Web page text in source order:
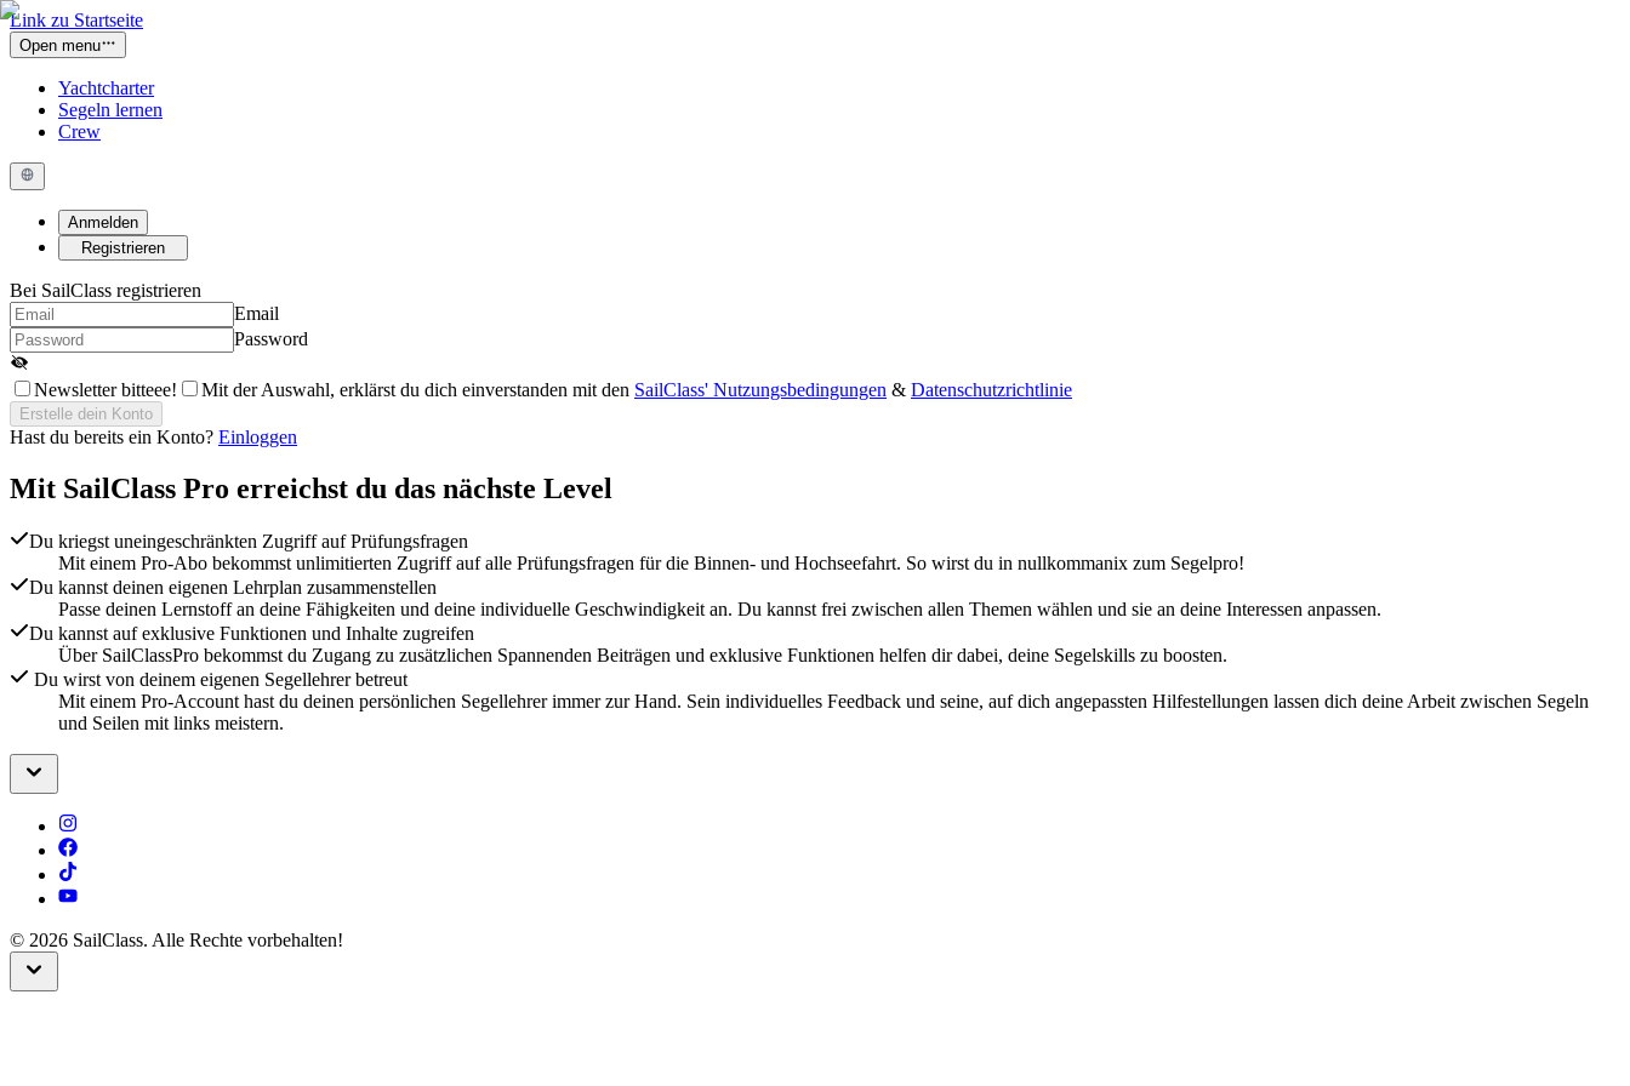
Link zu Startseite
Open menu
Yachtcharter
Segeln lernen
Crew
Anmelden
Registrieren
Bei SailClass registrieren
Email
Password
Newsletter bitteee! Mit der Auswahl, erklärst du dich einverstanden mit den SailClass' Nutzungsbedingungen & Datenschutzrichtlinie
Erstelle dein Konto
Hast du bereits ein Konto? Einloggen
Mit SailClass Pro erreichst du das nächste Level
Du kriegst uneingeschränkten Zugriff auf Prüfungsfragen
Mit einem Pro-Abo bekommst unlimitierten Zugriff auf alle Prüfungsfragen für die Binnen- und Hochseefahrt. So wirst du in nullkommanix zum Segelpro!
Du kannst deinen eigenen Lehrplan zusammenstellen
Passe deinen Lernstoff an deine Fähigkeiten und deine individuelle Geschwindigkeit an. Du kannst frei zwischen allen Themen wählen und sie an deine Interessen anpassen.
Du kannst auf exklusive Funktionen und Inhalte zugreifen
Über SailClassPro bekommst du Zugang zu zusätzlichen Spannenden Beiträgen und exklusive Funktionen helfen dir dabei, deine Segelskills zu boosten.
Du wirst von deinem eigenen Segellehrer betreut
Mit einem Pro-Account hast du deinen persönlichen Segellehrer immer zur Hand. Sein individuelles Feedback und seine, auf dich angepassten Hilfestellungen lassen dich deine Arbeit zwischen Segeln
und Seilen mit links meistern.
© 2026 SailClass. Alle Rechte vorbehalten!